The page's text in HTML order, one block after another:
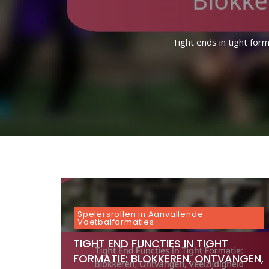
Tight ends in tight
In de I-formatie zijn
In een singleback-
De spread optie is een
De diamantformatie in
De Wing-T-aanval
Spelersrollen in Aanvallende
Voetbalformaties
TIGHT END FUNCTIES IN TIGHT
FORMATIE: BLOKKEREN, ONTVANGEN,